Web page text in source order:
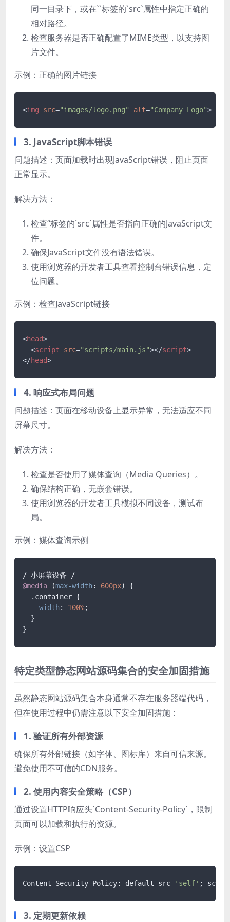
同一目录下，或在``标签的`src`属性中指定正确的
相对路径。
检查服务器是否正确配置了MIME类型，以支持图
片文件。
示例：正确的图片链接
<img src="images/logo.png" alt="Company Logo">
3. JavaScript脚本错误
问题描述：页面加载时出现JavaScript错误，阻止页面
正常显示。
解决方法：
检查“标签的`src`属性是否指向正确的JavaScript文
件。
确保JavaScript文件没有语法错误。
使用浏览器的开发者工具查看控制台错误信息，定
位问题。
示例：检查JavaScript链接
<head>
<script src="scripts/main.js"></script>
</head>
4. 响应式布局问题
问题描述：页面在移动设备上显示异常，无法适应不同
屏幕尺寸。
解决方法：
检查是否使用了媒体查询（Media Queries）。
确保结构正确，无嵌套错误。
使用浏览器的开发者工具模拟不同设备，测试布
局。
示例：媒体查询示例
@media (max-width: 600px) {
.container {
width: 100%;
  }
}
特定类型静态网站源码集合的安全加固措施
虽然静态网站源码集合本身通常不存在服务器端代码，
但在使用过程中仍需注意以下安全加固措施：
1. 验证所有外部资源
确保所有外部链接（如字体、图标库）来自可信来源。
避免使用不可信的CDN服务。
2. 使用内容安全策略（CSP）
通过设置HTTP响应头`Content-Security-Policy`，限制
页面可以加载和执行的资源。
示例：设置CSP
Content-Security-Policy: default-src 'self' ;
3. 定期更新依赖